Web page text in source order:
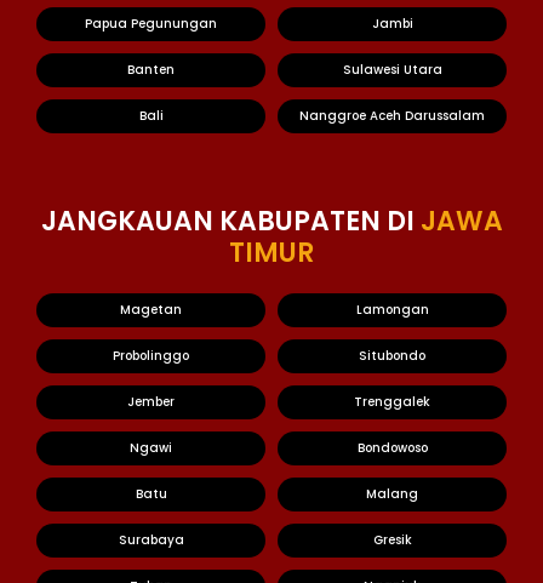
Papua Pegunungan Jambi
Banten Sulawesi Utara
Bali Nanggroe Aceh Darussalam
JANGKAUAN KABUPATEN DI JAWA
TIMUR
Magetan Lamongan
Probolinggo Situbondo
Jember Trenggalek
Ngawi Bondowoso
Batu Malang
Surabaya Gresik